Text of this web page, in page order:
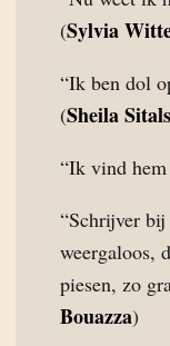
(Sylvia
“Ik ben dol
(Sheila
“Ik vind
“Schrijver
weergaloos,
piesen, zo
Bouazza)